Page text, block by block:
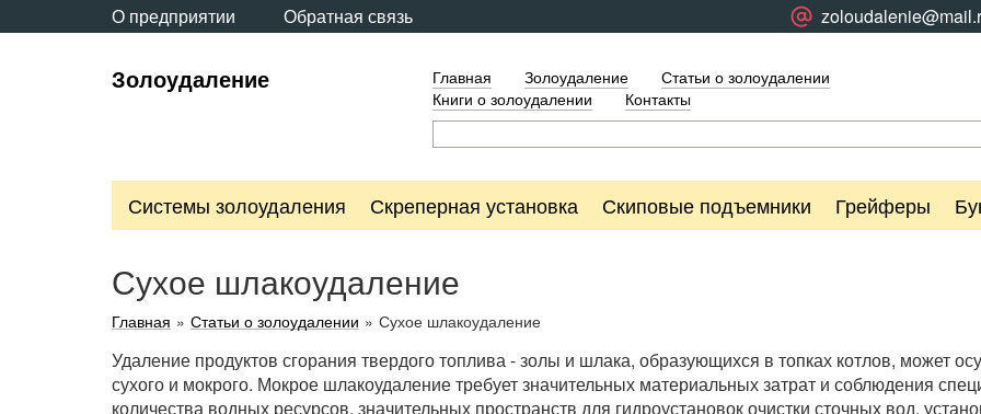
О предприятии Обратная связь
Золоудаление Главная Золоудаление
Статьи о золоудалении
Книги о золоудалении
Контакты
Системы золоудаления Скреперная установка Скиповые подъемники Грейферы
Сухое шлакоудаление
Главная » Статьи о золоудалении » Сухое шлакоудаление
Удаление продуктов сгорания твердого топлива - золы и шлака, образующихся в топках котлов, может
сухого и мокрого. Мокрое шлакоудаление требует значительных материальных затрат и соблюдения
количества водных ресурсов, значительных пространств для гидроустановок очистки сточных вод,